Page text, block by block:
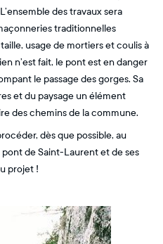
des travaux sera
traditionnelles
usage de mortiers et coulis à
n’est fait, le pont est en danger
le passage des gorges. Sa
et du paysage un élément
des chemins de la commune.
dès que possible, au
de Saint-Laurent et de ses
projet !